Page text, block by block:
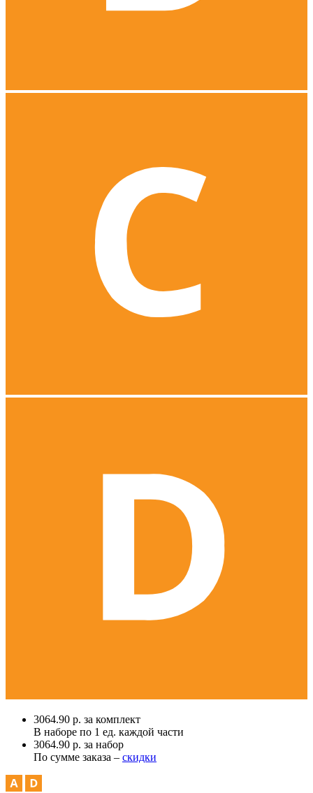
3064.90 р. за комплект
В наборе по 1 ед. каждой части
3064.90 р. за набор
По сумме заказа – скидки